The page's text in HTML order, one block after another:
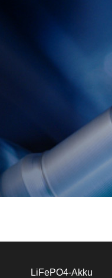
LiFePO4-Akku